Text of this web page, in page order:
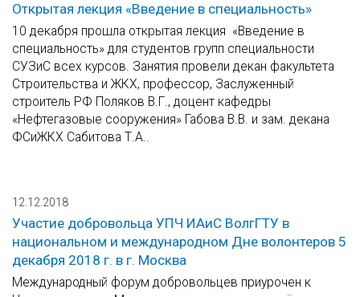
Открытая лекция «Введение в специальность»
10 декабря прошла открытая лекция «Введение в
специальность» для студентов групп специальности
СУЗиС всех курсов. Занятия провели декан факультета
Строительства и ЖКХ, профессор, Заслуженный
строитель РФ Поляков В.Г., доцент кафедры
«Нефтегазовые сооружения» Габова В.В. и зам. декана
ФСиЖКХ Сабитова Т.А..
12.12.2018
Участие добровольца УПЧ ИАиС ВолгГТУ в
национальном и международном Дне волонтеров 5
декабря 2018 г. в г. Москва
Международный форум добровольцев приурочен к